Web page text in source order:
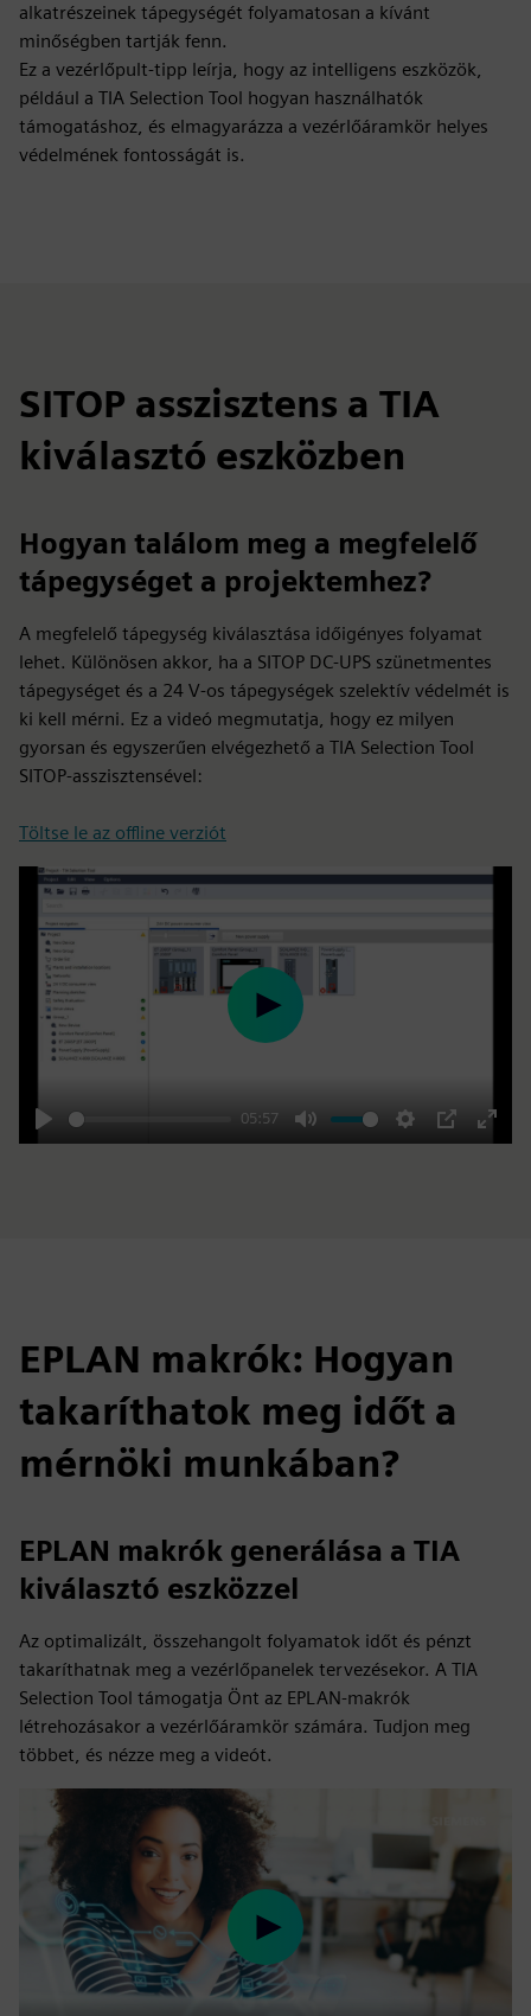
alkatrészeinek tápegységét folyamatosan a kívánt
minőségben tartják fenn.
Ez a vezérlőpult-tipp leírja, hogy az intelligens eszközök,
például a TIA Selection Tool hogyan használhatók
támogatáshoz, és elmagyarázza a vezérlőáramkör helyes
védelmének fontosságát is.
SITOP asszisztens a TIA
kiválasztó eszközben
Hogyan találom meg a megfelelő
tápegységet a projektemhez?
A megfelelő tápegység kiválasztása időigényes folyamat
lehet. Különösen akkor, ha a SITOP DC-UPS szünetmentes
tápegységet és a 24 V-os tápegységek szelektív védelmét is
ki kell mérni. Ez a videó megmutatja, hogy ez milyen
gyorsan és egyszerűen elvégezhető a TIA Selection Tool
SITOP-asszisztensével:
Töltse le az offline verziót
Play
05:57
Mute Settings
PIP
Enter
Play
EPLAN makrók: Hogyan
takaríthatok meg időt a
mérnöki munkában?
EPLAN makrók generálása a TIA
kiválasztó eszközzel
Az optimalizált, összehangolt folyamatok időt és pénzt
takaríthatnak meg a vezérlőpanelek tervezésekor. A TIA
Selection Tool támogatja Önt az EPLAN-makrók
létrehozásakor a vezérlőáramkör számára. Tudjon meg
többet, és nézze meg a videót.
Play